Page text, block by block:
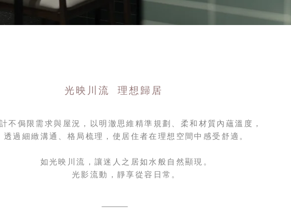
光映川流 理想歸居
不侷限需求與屋況，以明澈思維精準規劃、 柔和材質內蘊溫度，
透過細緻溝通、格局梳理，使居住者在理想空間中感受舒適。
如光映川流，讓迷人之居如水般自然顯現。
光影流動，靜享從容日常。